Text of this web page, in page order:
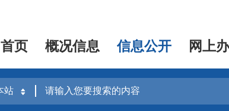
首页 概况信息 信息公开 网上